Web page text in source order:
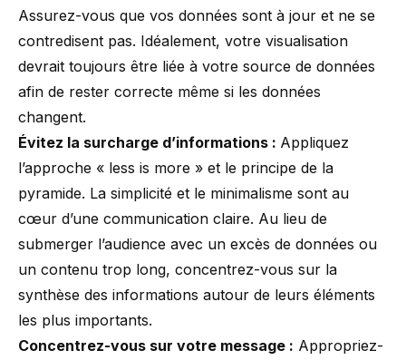
Assurez-vous que vos données sont à jour et ne se
contredisent pas. Idéalement, votre visualisation
devrait toujours être liée à votre source de données
afin de rester correcte même si les données
changent.
Évitez la surcharge d’informations : Appliquez
l’approche « less is more » et le principe de la
pyramide. La simplicité et le minimalisme sont au
cœur d’une communication claire. Au lieu de
submerger l’audience avec un excès de données ou
un contenu trop long, concentrez-vous sur la
synthèse des informations autour de leurs éléments
les plus importants.
Concentrez-vous sur votre message : Appropriez-